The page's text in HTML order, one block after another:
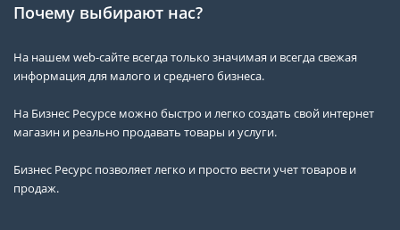
Почему выбирают нас?
На нашем web-сайте всегда только значимая и всегда свежая
информация для малого и среднего бизнеса.
На Бизнес Ресурсе можно быстро и легко создать свой интернет
магазин и реально продавать товары и услуги.
Бизнес Ресурс позволяет легко и просто вести учет товаров и
продаж.